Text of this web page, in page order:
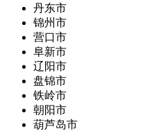
丹东市
锦州市
营口市
阜新市
辽阳市
盘锦市
铁岭市
朝阳市
葫芦岛市